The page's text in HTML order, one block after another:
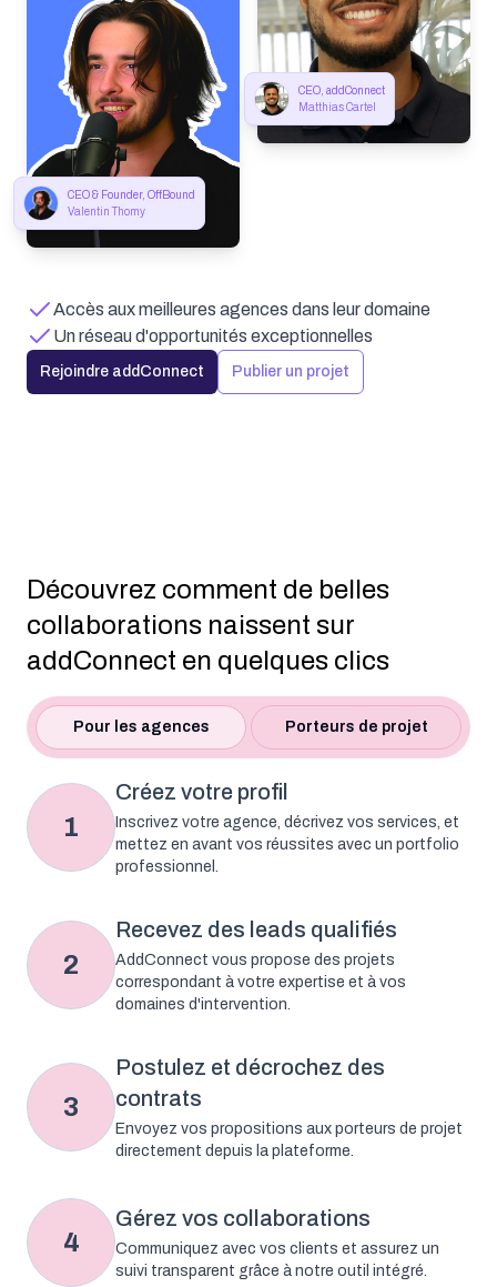
CEO & Founder, OffBound
Valentin Thomy
CEO, addConnect
Matthias Cartel
Accès aux meilleures agences dans leur domaine
Un réseau d'opportunités exceptionnelles
Rejoindre addConnect Publier un projet
Découvrez comment de belles
collaborations naissent sur
addConnect en quelques clics
Pour les agences Porteurs de projet
1
Créez votre profil
Inscrivez votre agence, décrivez vos services, et
mettez en avant vos réussites avec un portfolio
professionnel.
2
Recevez des leads qualifiés
AddConnect vous propose des projets
correspondant à votre expertise et à vos
domaines d'intervention.
3
Postulez et décrochez des
contrats
Envoyez vos propositions aux porteurs de projet
directement depuis la plateforme.
4
Gérez vos collaborations
Communiquez avec vos clients et assurez un
suivi transparent grâce à notre outil intégré.